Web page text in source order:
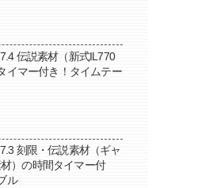
伝説素材（新式IL770
イマー付き！タイムテー
刻限・伝説素材（ギャ
）の時間タイマー付
ル